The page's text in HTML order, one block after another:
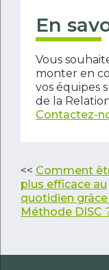
En
Vous
monter en
vos équipes
de la
Contactez-
<< Comment
plus efficace au
quotidien grâce
Méthode DISC